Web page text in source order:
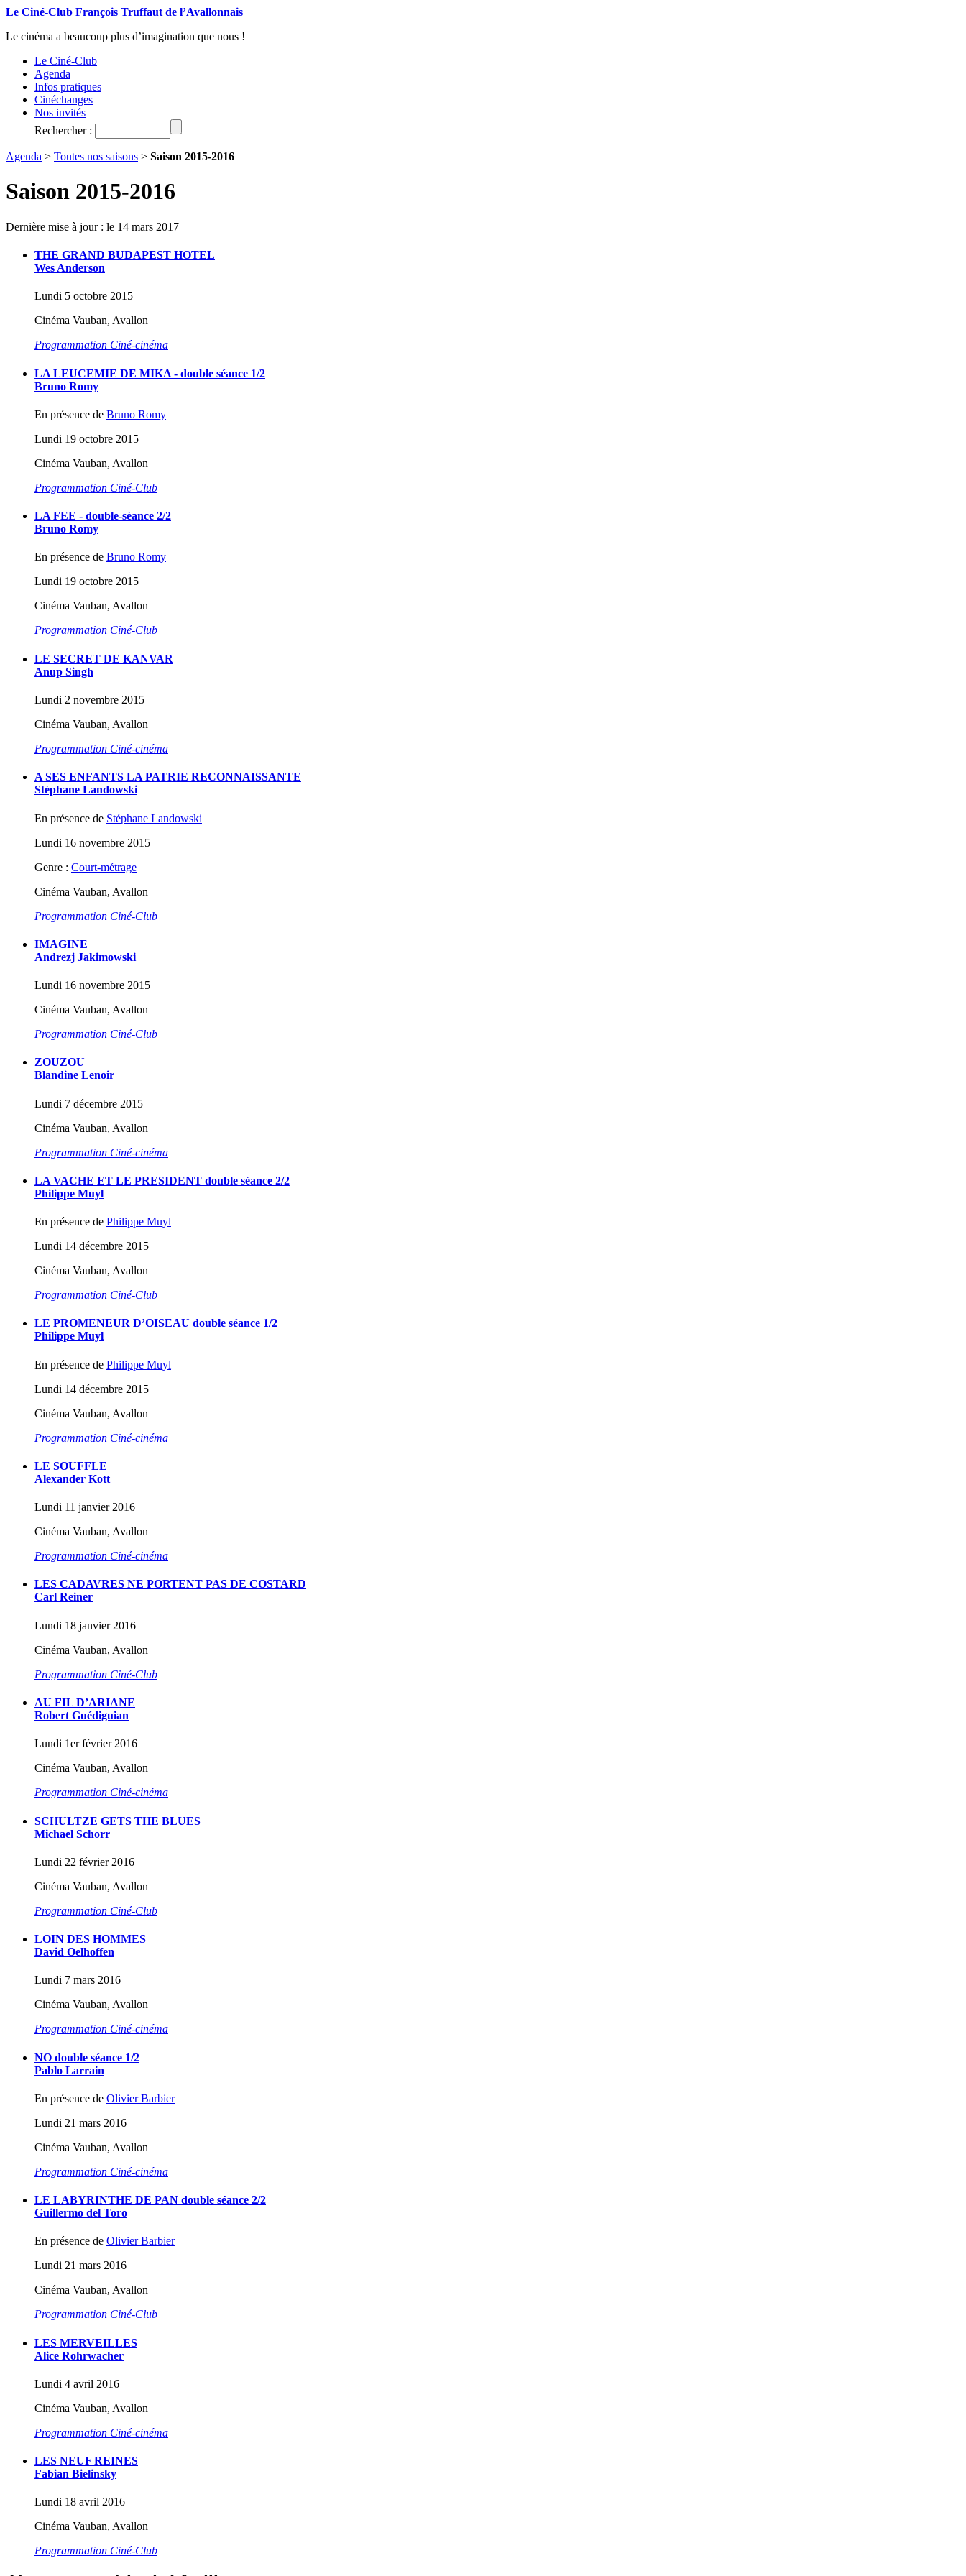
Le Ciné-Club François Truffaut de l’Avallonnais
Le cinéma a beaucoup plus d’imagination que nous !
Le Ciné-Club
Agenda
Infos pratiques
Cinéchanges
Nos invités
Rechercher :
Agenda > Toutes nos saisons > Saison 2015-2016
Saison 2015-2016
Dernière mise à jour : le 14 mars 2017
THE GRAND BUDAPEST HOTEL
Wes Anderson
Lundi 5 octobre 2015
Cinéma Vauban, Avallon
Programmation Ciné-cinéma
LA LEUCEMIE DE MIKA - double séance 1/2
Bruno Romy
En présence de Bruno Romy
Lundi 19 octobre 2015
Cinéma Vauban, Avallon
Programmation Ciné-Club
LA FEE - double-séance 2/2
Bruno Romy
En présence de Bruno Romy
Lundi 19 octobre 2015
Cinéma Vauban, Avallon
Programmation Ciné-Club
LE SECRET DE KANVAR
Anup Singh
Lundi 2 novembre 2015
Cinéma Vauban, Avallon
Programmation Ciné-cinéma
A SES ENFANTS LA PATRIE RECONNAISSANTE
Stéphane Landowski
En présence de Stéphane Landowski
Lundi 16 novembre 2015
Genre : Court-métrage
Cinéma Vauban, Avallon
Programmation Ciné-Club
IMAGINE
Andrezj Jakimowski
Lundi 16 novembre 2015
Cinéma Vauban, Avallon
Programmation Ciné-Club
ZOUZOU
Blandine Lenoir
Lundi 7 décembre 2015
Cinéma Vauban, Avallon
Programmation Ciné-cinéma
LA VACHE ET LE PRESIDENT double séance 2/2
Philippe Muyl
En présence de Philippe Muyl
Lundi 14 décembre 2015
Cinéma Vauban, Avallon
Programmation Ciné-Club
LE PROMENEUR D’OISEAU double séance 1/2
Philippe Muyl
En présence de Philippe Muyl
Lundi 14 décembre 2015
Cinéma Vauban, Avallon
Programmation Ciné-cinéma
LE SOUFFLE
Alexander Kott
Lundi 11 janvier 2016
Cinéma Vauban, Avallon
Programmation Ciné-cinéma
LES CADAVRES NE PORTENT PAS DE COSTARD
Carl Reiner
Lundi 18 janvier 2016
Cinéma Vauban, Avallon
Programmation Ciné-Club
AU FIL D’ARIANE
Robert Guédiguian
Lundi 1er février 2016
Cinéma Vauban, Avallon
Programmation Ciné-cinéma
SCHULTZE GETS THE BLUES
Michael Schorr
Lundi 22 février 2016
Cinéma Vauban, Avallon
Programmation Ciné-Club
LOIN DES HOMMES
David Oelhoffen
Lundi 7 mars 2016
Cinéma Vauban, Avallon
Programmation Ciné-cinéma
NO double séance 1/2
Pablo Larrain
En présence de Olivier Barbier
Lundi 21 mars 2016
Cinéma Vauban, Avallon
Programmation Ciné-cinéma
LE LABYRINTHE DE PAN double séance 2/2
Guillermo del Toro
En présence de Olivier Barbier
Lundi 21 mars 2016
Cinéma Vauban, Avallon
Programmation Ciné-Club
LES MERVEILLES
Alice Rohrwacher
Lundi 4 avril 2016
Cinéma Vauban, Avallon
Programmation Ciné-cinéma
LES NEUF REINES
Fabian Bielinsky
Lundi 18 avril 2016
Cinéma Vauban, Avallon
Programmation Ciné-Club